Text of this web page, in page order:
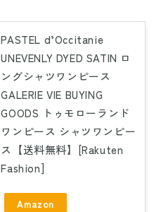
PASTEL d’Occitanie
UNEVENLY DYED SATIN ロ
ングシャツワンピース
GALERIE VIE BUYING
GOODS トゥモローランド
ワンピース シャツワンピー
ス【送料無料】[Rakuten
Fashion]
Amazon